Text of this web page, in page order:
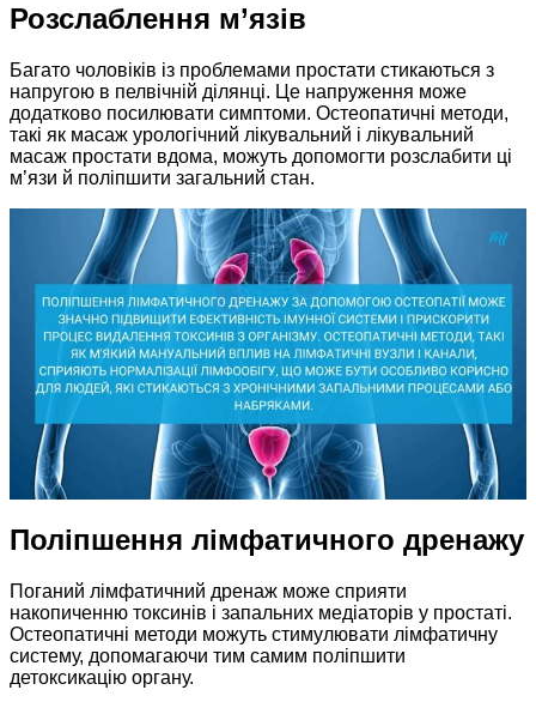
Розслаблення м’язів
Багато чоловіків із проблемами простати стикаються з
напругою в пелвічній ділянці. Це напруження може
додатково посилювати симптоми. Остеопатичні методи,
такі як масаж урологічний лікувальний і лікувальний
масаж простати вдома, можуть допомогти розслабити ці
м’язи й поліпшити загальний стан.
Поліпшення лімфатичного дренажу
Поганий лімфатичний дренаж може сприяти
накопиченню токсинів і запальних медіаторів у простаті.
Остеопатичні методи можуть стимулювати лімфатичну
систему, допомагаючи тим самим поліпшити
детоксикацію органу.